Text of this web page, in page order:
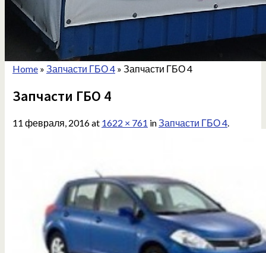
Home» Запчасти ГБО 4» Запчасти ГБО 4
Запчасти ГБО 4
11 февраля, 2016at 1622 × 761 inЗапчасти ГБО 4.